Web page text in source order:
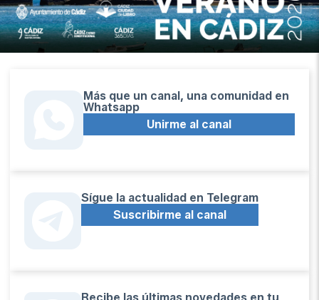
Más que un canal, una comunidad en
Whatsapp
Unirme al canal
Sígue la actualidad en Telegram
Suscribirme al canal